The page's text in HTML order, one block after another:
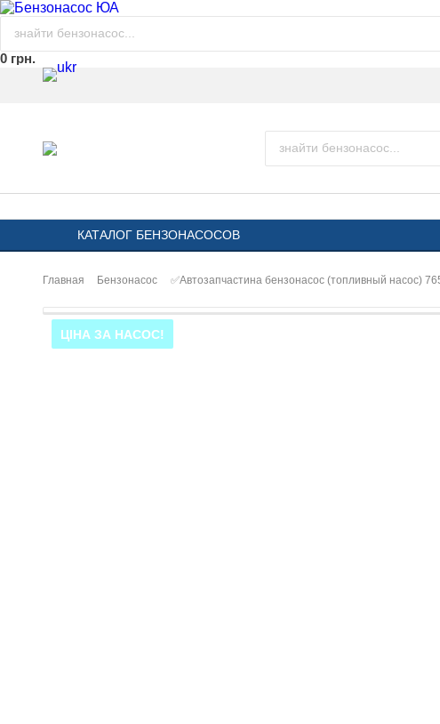
0 грн.
КАТАЛОГ БЕНЗОНАСОСОВ
Главная Бензонасос ✅Автозапчастина бензонасос (топливный насос)
ЦІНА ЗА НАСОС!